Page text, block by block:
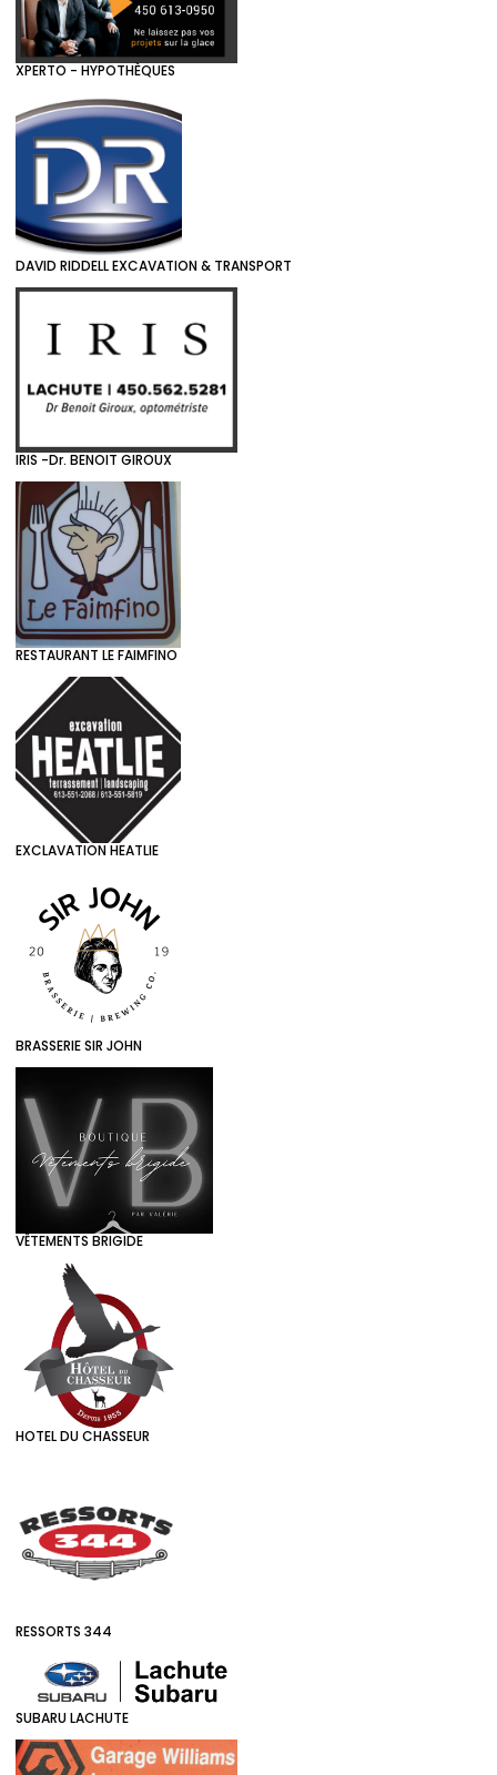
XPERTO - HYPOTHÈQUES
DAVID RIDDELL EXCAVATION & TRANSPORT
IRIS -Dr. BENOIT GIROUX
RESTAURANT LE FAIMFINO
EXCLAVATION HEATLIE
BRASSERIE SIR JOHN
VÊTEMENTS BRIGIDE
HOTEL DU CHASSEUR
RESSORTS 344
SUBARU LACHUTE